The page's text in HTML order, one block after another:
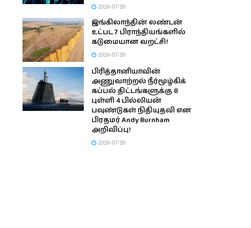
2026-07-30
இங்கிலாந்தின் லண்டன்
உட்பட 7 பிராந்தியங்களில்
கடுமையான வறட்சி!
2026-07-30
பிரித்தானியாவின்
அணுவாற்றல் நீர்மூழ்கிக்
கப்பல் திட்டங்களுக்கு 8
புள்ளி 4 பில்லியன்
பவுண்டுகள் நிதியுதவி என
பிரதமர் Andy Burnham
அறிவிப்பு!
2026-07-30